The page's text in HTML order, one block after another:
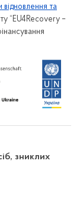
та
“EU4Recovery –
зниклих